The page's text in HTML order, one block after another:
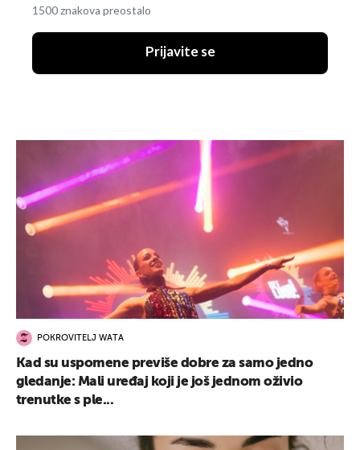
1500 znakova preostalo
Prijavite se
POKROVITELJ WATA
Kad su uspomene previše dobre za samo jedno
gledanje: Mali uređaj koji je još jednom oživio
trenutke s ple...